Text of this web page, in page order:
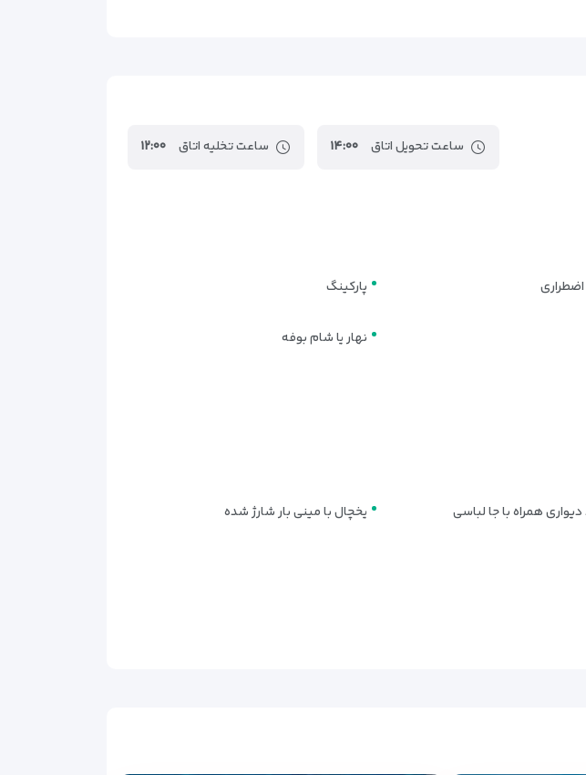
ساعت تحویل اتاق ۱۴:۰۰ ساعت تخلیه اتاق ۱۲:۰۰
پارکینگ
نهار یا شام بوفه
همراه با جا لباسی یخچال با مینی بار شارژ شده